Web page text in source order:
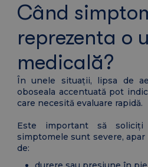
Când
reprezenta o
medicală?
În unele situații, lipsa de
oboseala accentuată pot
care necesită evaluare rapidă.
Este important să soliciți
simptomele sunt severe,
de: